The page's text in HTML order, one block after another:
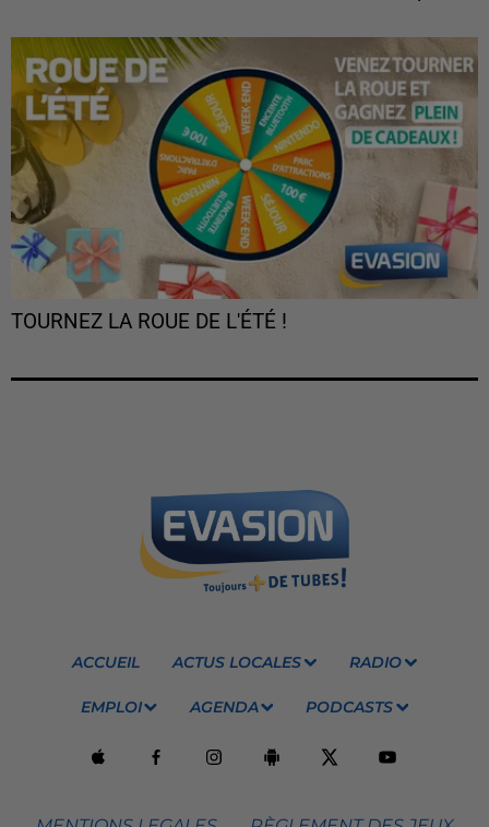
TOURNEZ LA ROUE DE L'ÉTÉ !
ACCUEIL ACTUS LOCALES RADIO
EMPLOI AGENDA PODCASTS